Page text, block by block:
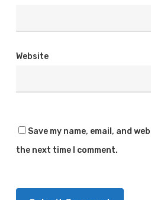
Website
Save my name, email, and
the next time I comment.